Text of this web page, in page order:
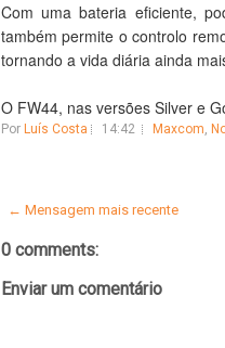
Com uma bateria eficiente,
também permite o controlo
tornando a vida diária ainda
O FW44, nas versões Silver e
Por Luís Costa 14:42 Maxcom,
← Mensagem mais recente
0 comments:
Enviar um comentário